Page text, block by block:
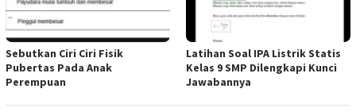
Sebutkan Ciri Ciri Fisik
Pubertas Pada Anak
Perempuan
Latihan Soal IPA Listrik Statis
Kelas 9 SMP Dilengkapi Kunci
Jawabannya